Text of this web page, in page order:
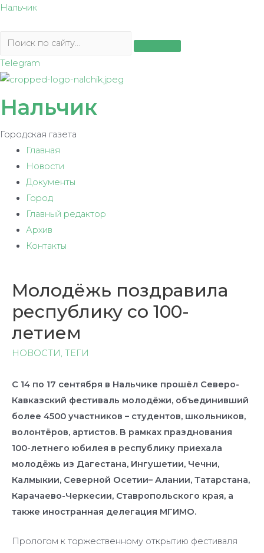
Перейти
содержимому
Нальчик
Telegram
Нальчик
Городская газета
Главная
Новости
Документы
Город
Главный редактор
Архив
Контакты
Молодёжь поздравила
республику со 100-
летием
НОВОСТИ, ТЕГИ
С 14 по 17 сентября в Нальчике прошёл Северо-
Кавказский фестиваль молодёжи, объединивший
более 4500 участников – студентов, школьников,
волонтёров, артистов. В рамках празднования
100-летнего юбилея в республику приехала
молодёжь из Дагестана, Ингушетии, Чечни,
Калмыкии, Северной Осетии– Алании, Татарстана,
Карачаево-Черкесии, Ставропольского края, а
также иностранная делегация МГИМО.
Прологом к торжественному открытию фестиваля